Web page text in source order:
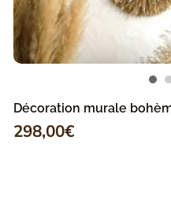
Décoration murale
298,00€